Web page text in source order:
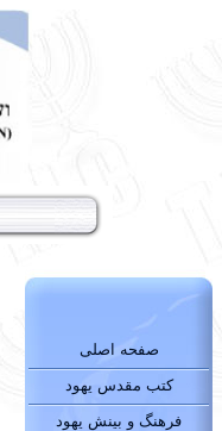
صفحه اصلی
کتب مقدس یهود
فرهنگ و بینش یهود